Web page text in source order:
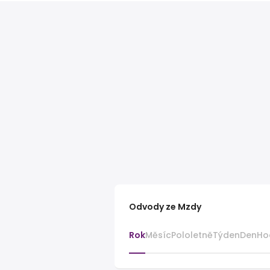
Odvody ze Mzdy
RokMěsícPololetněTýdenDen